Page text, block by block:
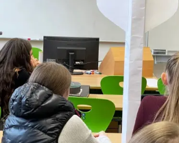
einer Photovoltaik-Anlage. Mit
wird sie die größte ihrer Art auf
Landesgebäude sein.